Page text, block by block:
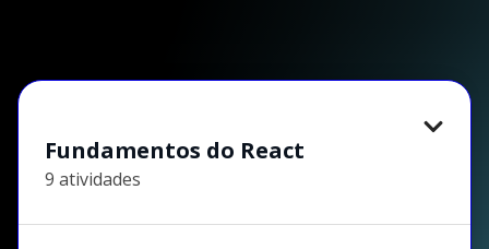
Fundamentos do React
9 atividades